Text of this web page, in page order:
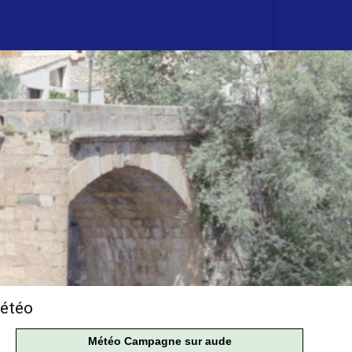
Météo Campagne sur aude